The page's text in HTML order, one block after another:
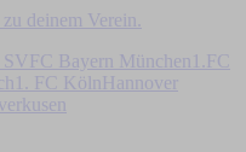
deinem Verein.
FC Bayern München
1.FC
1. FC Köln
Hannover